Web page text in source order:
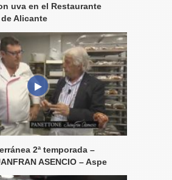
uva en el Restaurante
Alicante
2ª temporada –
ASENCIO – Aspe